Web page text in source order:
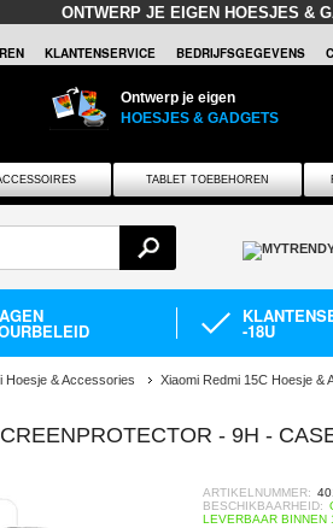
ONTWERP JE EIGEN HOESJES &
KLANTENSERVICE BEDRIJFSGEGEVENS
Ontwerp je eigen
HOESJES & GADGETS
TABLET TOEBEHOREN
-18U
Hoesje & Accessories Xiaomi Redmi 15C Hoesje &
- 9H -
ARTIKELNUMMER:
BESCHIKBAARHEID:
LEVERBAAR BINNEN